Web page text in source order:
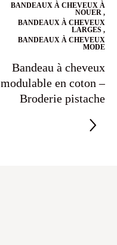
BANDEAUX À CHEVEUX À
NOUER ,
BANDEAUX À CHEVEUX
LARGES ,
BANDEAUX À CHEVEUX
MODE
Bandeau à cheveux
modulable en coton –
Broderie pistache